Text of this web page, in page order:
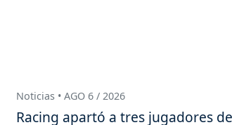
Noticias • AGO 6 / 2026
Racing apartó a tres jugadores